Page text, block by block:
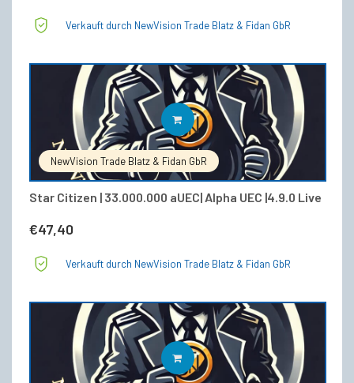
Verkauft durch NewVision Trade Blatz & Fidan GbR
NewVision Trade Blatz & Fidan GbR
Star Citizen | 33.000.000 aUEC| Alpha UEC |4.9.0 Live
€47,40
IN DEN WARENKORB
Verkauft durch NewVision Trade Blatz & Fidan GbR
IN DEN WARENKORB